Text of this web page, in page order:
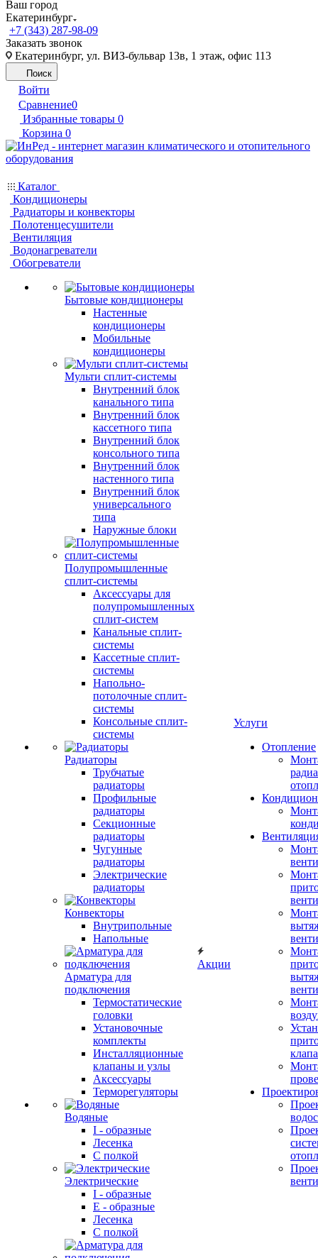
Ваш город
Екатеринбург
+7 (343) 287-98-09
Заказать звонок
Екатеринбург, ул. ВИЗ-бульвар 13в, 1 этаж, офис 113
Поиск
Войти
Сравнение0
Избранные товары 0
Корзина 0
Каталог
Кондиционеры
Радиаторы и конвекторы
Полотенцесушители
Вентиляция
Водонагреватели
Обогреватели
Бытовые кондиционеры
Настенные
кондиционеры
Мобильные
кондиционеры
Мульти сплит-системы
Внутренний блок
канального типа
Внутренний блок
кассетного типа
Внутренний блок
консольного типа
Внутренний блок
настенного типа
Внутренний блок
универсального
типа
Наружные блоки
Полупромышленные
сплит-системы
Аксессуары для
полупромышленных
сплит-систем
Канальные сплит-
системы
Кассетные сплит-
системы
Напольно-
потолочные сплит-
системы
Консольные сплит-
системы
Радиаторы
Трубчатые
радиаторы
Профильные
радиаторы
Секционные
радиаторы
Чугунные
радиаторы
Электрические
радиаторы
Конвекторы
Внутрипольные
Напольные
Арматура для
подключения
Термостатические
головки
Установочные
комплекты
Инсталляционные
клапаны и узлы
Аксессуары
Терморегуляторы
Водяные
I - образные
Лесенка
С полкой
Электрические
I - образные
E - образные
Лесенка
С полкой
Акции
Услуги
Отопление